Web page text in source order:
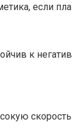
если
к